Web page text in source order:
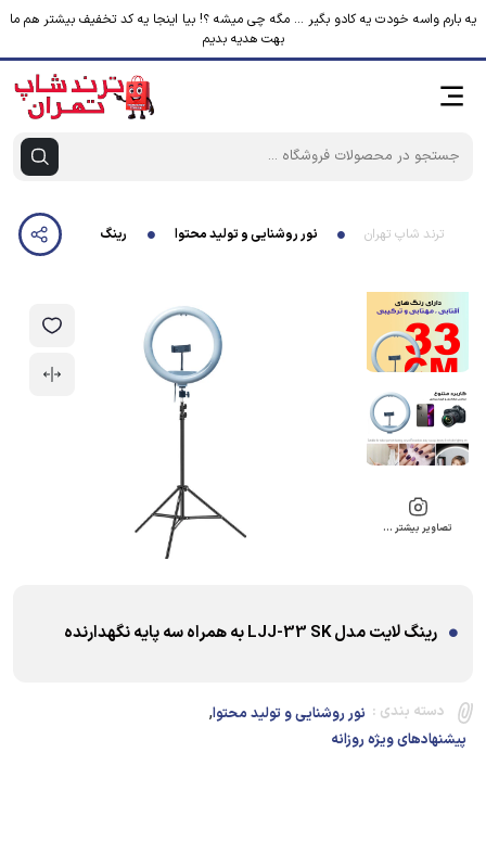
یه بارم واسه خودت یه کادو بگیر ... مگه چی میشه ؟! بیا اینجا یه کد تخفیف بیشتر هم ما
بهت هدیه بدیم
ترند شاپ تهران نور روشنایی و تولید محتوا رینگ لایت مدل LJJ-33 SK به همراه سه پایه نگهدارنده
تصاویر بیشتر …
رینگ لایت مدل LJJ-33 SK به همراه سه پایه نگهدارنده
دسته بندی : نور روشنایی و تولید محتوا,
پیشنهادهای ویژه روزانه